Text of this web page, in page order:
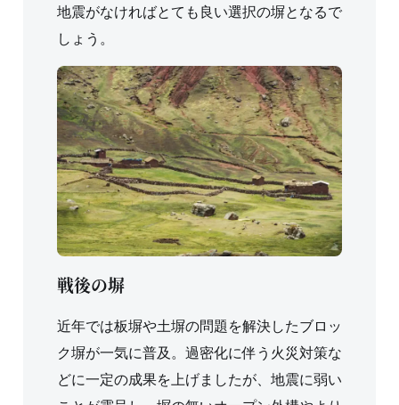
地震がなければとても良い選択の塀となるで
しょう。
戦後の塀
近年では板塀や土塀の問題を解決したブロッ
ク塀が一気に普及。過密化に伴う火災対策な
どに一定の成果を上げましたが、地震に弱い